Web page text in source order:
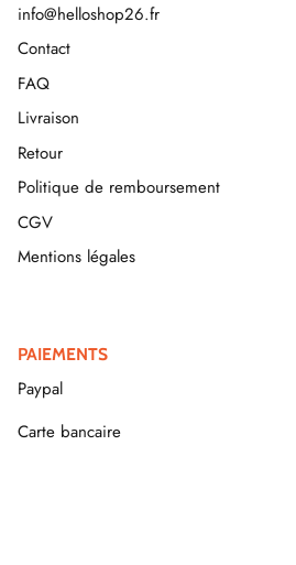
info@helloshop26.fr
Contact
FAQ
Livraison
Retour
Politique de remboursement
CGV
Mentions légales
PAIEMENTS
Paypal
Carte bancaire